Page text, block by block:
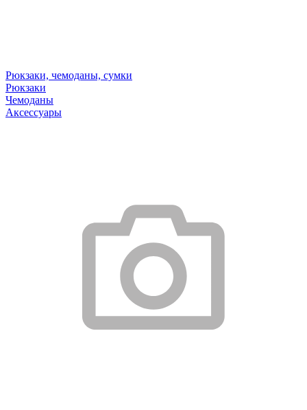
Рюкзаки, чемоданы, сумки
Рюкзаки
Чемоданы
Аксессуары